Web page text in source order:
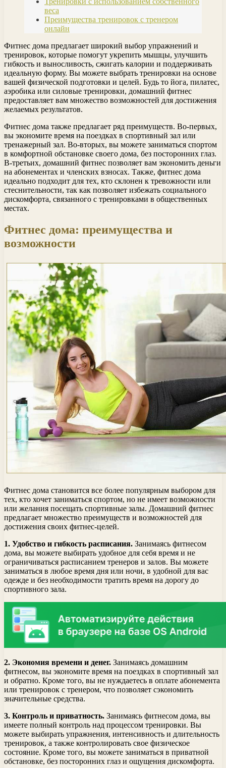
веса
Преимущества тренировок с тренером
онлайн
Фитнес дома предлагает широкий выбор упражнений и
тренировок, которые помогут укрепить мышцы, улучшить
гибкость и выносливость, сжигать калории и поддерживать
идеальную форму. Вы можете выбрать тренировки на основе
вашей физической подготовки и целей. Будь то йога, пилатес,
аэробика или силовые тренировки, домашний фитнес
предоставляет вам множество возможностей для достижения
желаемых результатов.
Фитнес дома также предлагает ряд преимуществ. Во-первых,
вы экономите время на поездках в спортивный зал или
тренажерный зал. Во-вторых, вы можете заниматься спортом
в комфортной обстановке своего дома, без посторонних глаз.
В-третьих, домашний фитнес позволяет вам экономить деньги
на абонементах и членских взносах. Также, фитнес дома
идеально подходит для тех, кто склонен к тревожности или
стеснительности, так как позволяет избежать социального
дискомфорта, связанного с тренировками в общественных
местах.
Фитнес дома: преимущества и
возможности
Фитнес дома становится все более популярным выбором для
тех, кто хочет заниматься спортом, но не имеет возможности
или желания посещать спортивные залы. Домашний фитнес
предлагает множество преимуществ и возможностей для
достижения своих фитнес-целей.
1. Удобство и гибкость расписания. Занимаясь фитнесом
дома, вы можете выбирать удобное для себя время и не
ограничиваться расписанием тренеров и залов. Вы можете
заниматься в любое время дня или ночи, в удобной для вас
одежде и без необходимости тратить время на дорогу до
спортивного зала.
2. Экономия времени и денег. Занимаясь домашним
фитнесом, вы экономите время на поездках в спортивный зал
и обратно. Кроме того, вы не нуждаетесь в оплате абонемента
или тренировок с тренером, что позволяет сэкономить
значительные средства.
3. Контроль и приватность. Занимаясь фитнесом дома, вы
имеете полный контроль над процессом тренировки. Вы
можете выбирать упражнения, интенсивность и длительность
тренировок, а также контролировать свое физическое
состояние. Кроме того, вы можете заниматься в приватной
обстановке, без посторонних глаз и ощущения дискомфорта.